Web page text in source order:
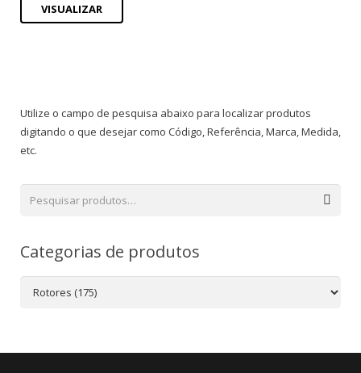
VISUALIZAR
Utilize o campo de pesquisa abaixo para localizar produtos
digitando o que desejar como Código, Referência, Marca, Medida,
etc.
Categorias de produtos